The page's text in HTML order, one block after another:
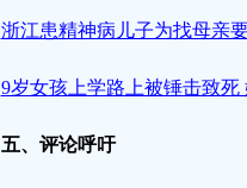
浙江患精神病儿子为找母亲
9岁女孩上学路上被锤击致死
五、评论呼吁